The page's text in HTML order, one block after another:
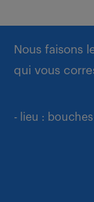
Nous faisons
qui vous
- lieu :